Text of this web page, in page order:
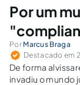
Por um
Por Marcus Braga
Destacado em
De forma
invadiu o mundo